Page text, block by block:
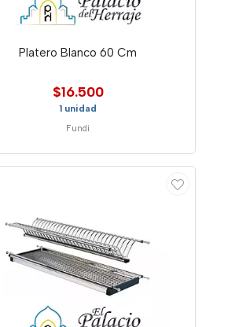
Platero Blanco 60 Cm
$16.500
1 unidad
Fundi